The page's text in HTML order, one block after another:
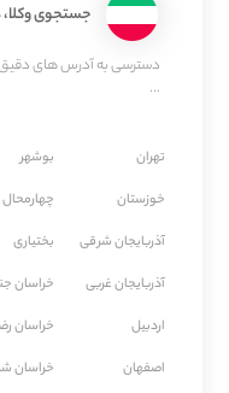
جستجوی
دسترسی به آدرس های
...
تهران
خوزستان
آذربایجان شرقی
آذربایجان غربی
اردبیل
اصفهان
بوشهر
چهارمحال
بختیاری
خراسان
خراسان
خراسان